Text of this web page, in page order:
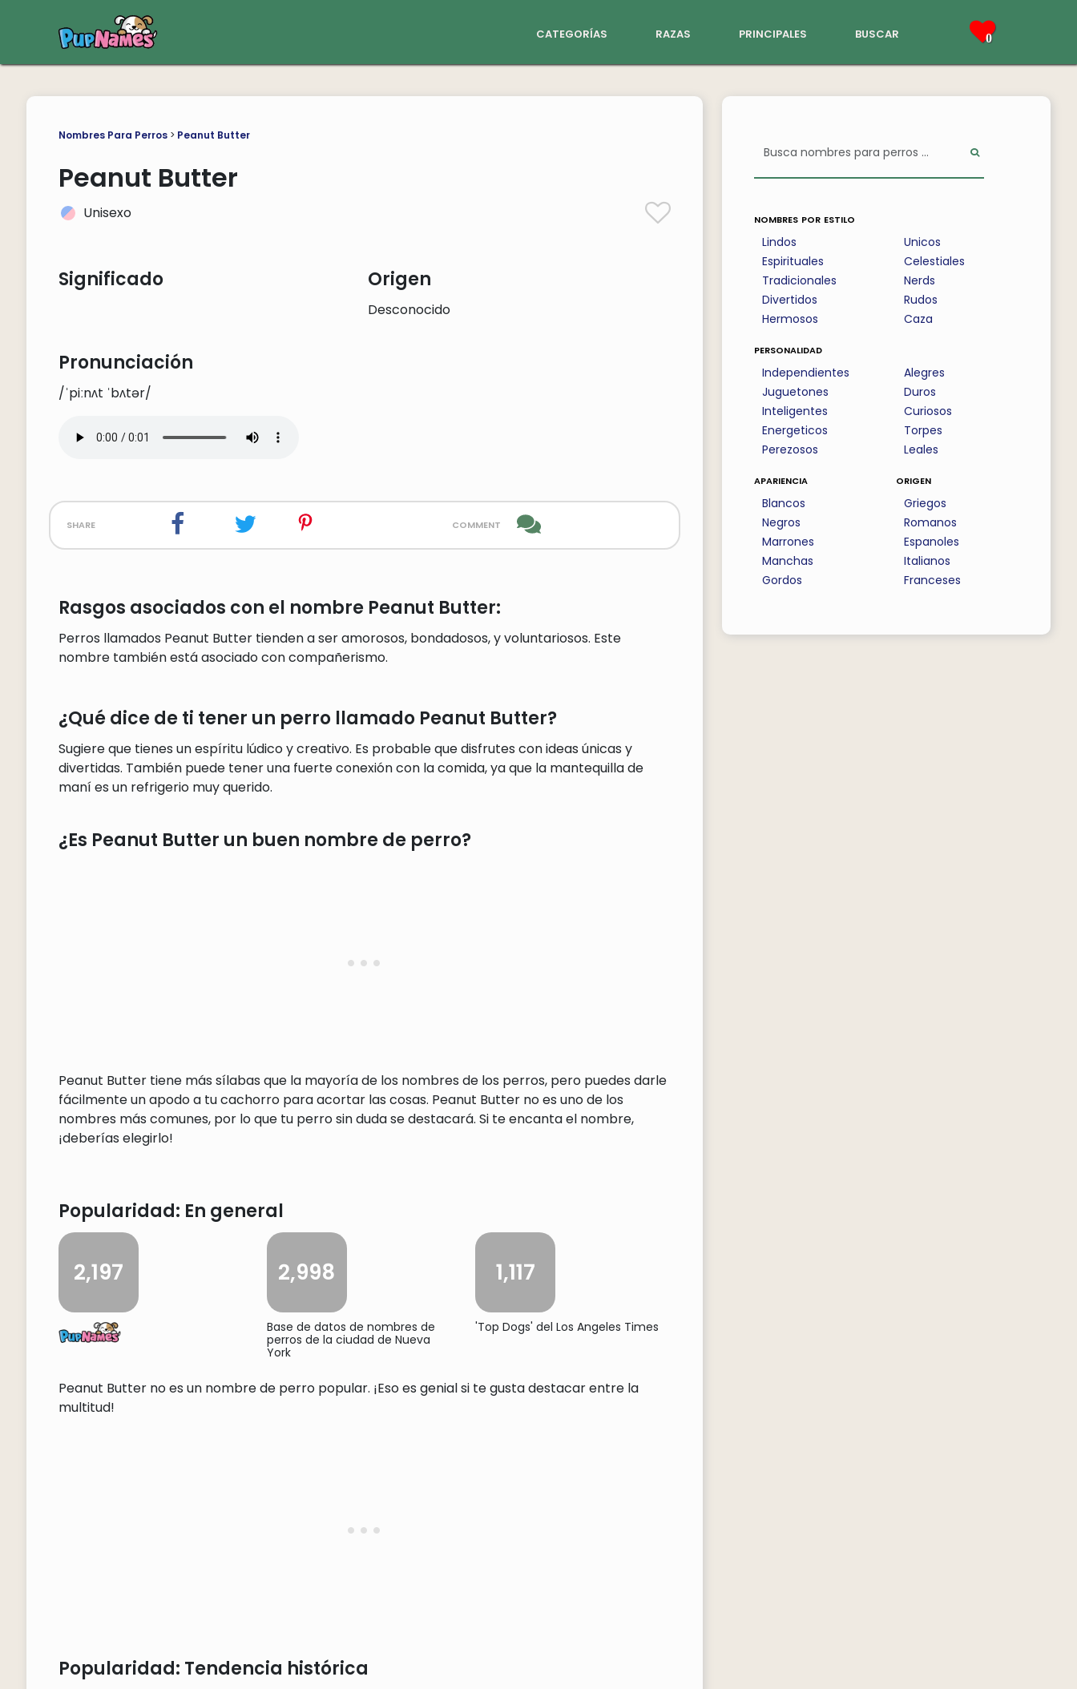
categorías razas principales buscar 0
Nombres Para Perros> Peanut Butter
Peanut Butter
Unisexo
Significado Origen
Desconocido
Pronunciación
/ˈpiːnʌt ˈbʌtər/
share comment
Rasgos asociados con el nombre Peanut Butter:
Perros llamados Peanut Butter tienden a ser amorosos, bondadosos, y voluntariosos. Este
nombre también está asociado con compañerismo.
¿Qué dice de ti tener un perro llamado Peanut Butter?
Sugiere que tienes un espíritu lúdico y creativo. Es probable que disfrutes con ideas únicas y
divertidas. También puede tener una fuerte conexión con la comida, ya que la mantequilla de
maní es un refrigerio muy querido.
¿Es Peanut Butter un buen nombre de perro?
Peanut Butter tiene más sílabas que la mayoría de los nombres de los perros, pero puedes darle
fácilmente un apodo a tu cachorro para acortar las cosas. Peanut Butter no es uno de los
nombres más comunes, por lo que tu perro sin duda se destacará. Si te encanta el nombre,
¡deberías elegirlo!
Popularidad: En general
2,197 2,998
Base de datos de nombres de
perros de la ciudad de Nueva
York
1,117
'Top Dogs' del Los Angeles Times
Peanut Butter no es un nombre de perro popular. ¡Eso es genial si te gusta destacar entre la
multitud!
Popularidad: Tendencia histórica
nombres por estilo
Lindos
Espirituales
Tradicionales
Divertidos
Hermosos
Unicos
Celestiales
Nerds
Rudos
Caza
personalidad
Independientes
Juguetones
Inteligentes
Energeticos
Perezosos
Alegres
Duros
Curiosos
Torpes
Leales
apariencia
Blancos
Negros
Marrones
Manchas
Gordos
origen
Griegos
Romanos
Espanoles
Italianos
Franceses